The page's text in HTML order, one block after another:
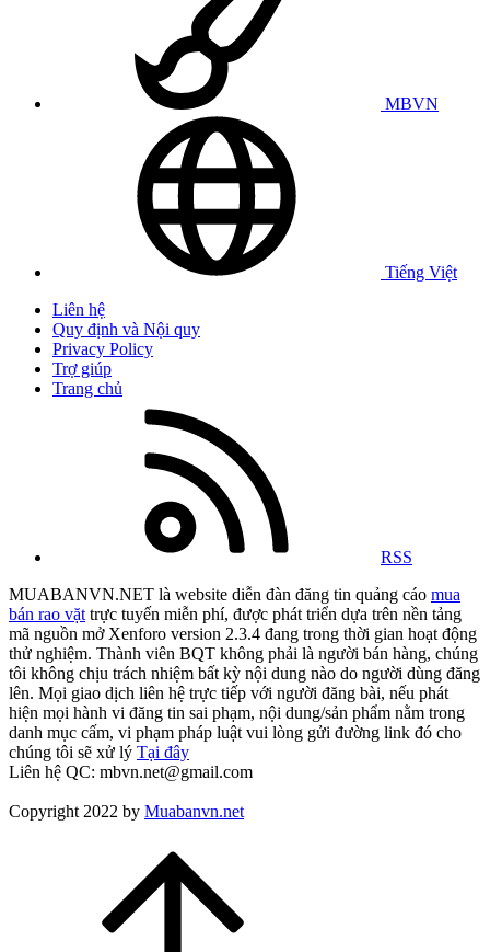
MBVN
Tiếng Việt
Liên hệ
Quy định và Nội quy
Privacy Policy
Trợ giúp
Trang chủ
RSS
MUABANVN.NET là website diễn đàn đăng tin quảng cáo mua
bán rao vặt trực tuyến miễn phí, được phát triển dựa trên nền tảng
mã nguồn mở Xenforo version 2.3.4 đang trong thời gian hoạt động
thử nghiệm. Thành viên BQT không phải là người bán hàng, chúng
tôi không chịu trách nhiệm bất kỳ nội dung nào do người dùng đăng
lên. Mọi giao dịch liên hệ trực tiếp với người đăng bài, nếu phát
hiện mọi hành vi đăng tin sai phạm, nội dung/sản phẩm nằm trong
danh mục cấm, vi phạm pháp luật vui lòng gửi đường link đó cho
chúng tôi sẽ xử lý Tại đây
Liên hệ QC: mbvn.net@gmail.com
Copyright 2022 by Muabanvn.net